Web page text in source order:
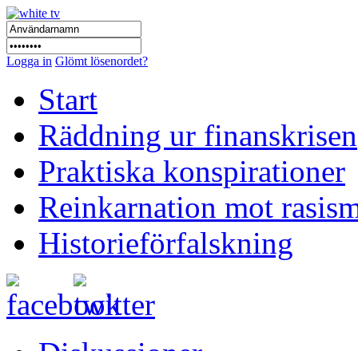
Logga in Glömt lösenordet?
Start
Räddning ur finanskrisen
Praktiska konspirationer
Reinkarnation mot
Historieförfalskning